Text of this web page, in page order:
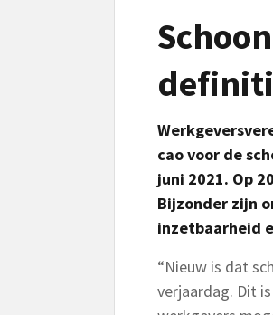
cao voor de
juni 2021. Op
Bijzonder zijn
inzetbaarheid
“Nieuw is dat
verjaardag. Dit